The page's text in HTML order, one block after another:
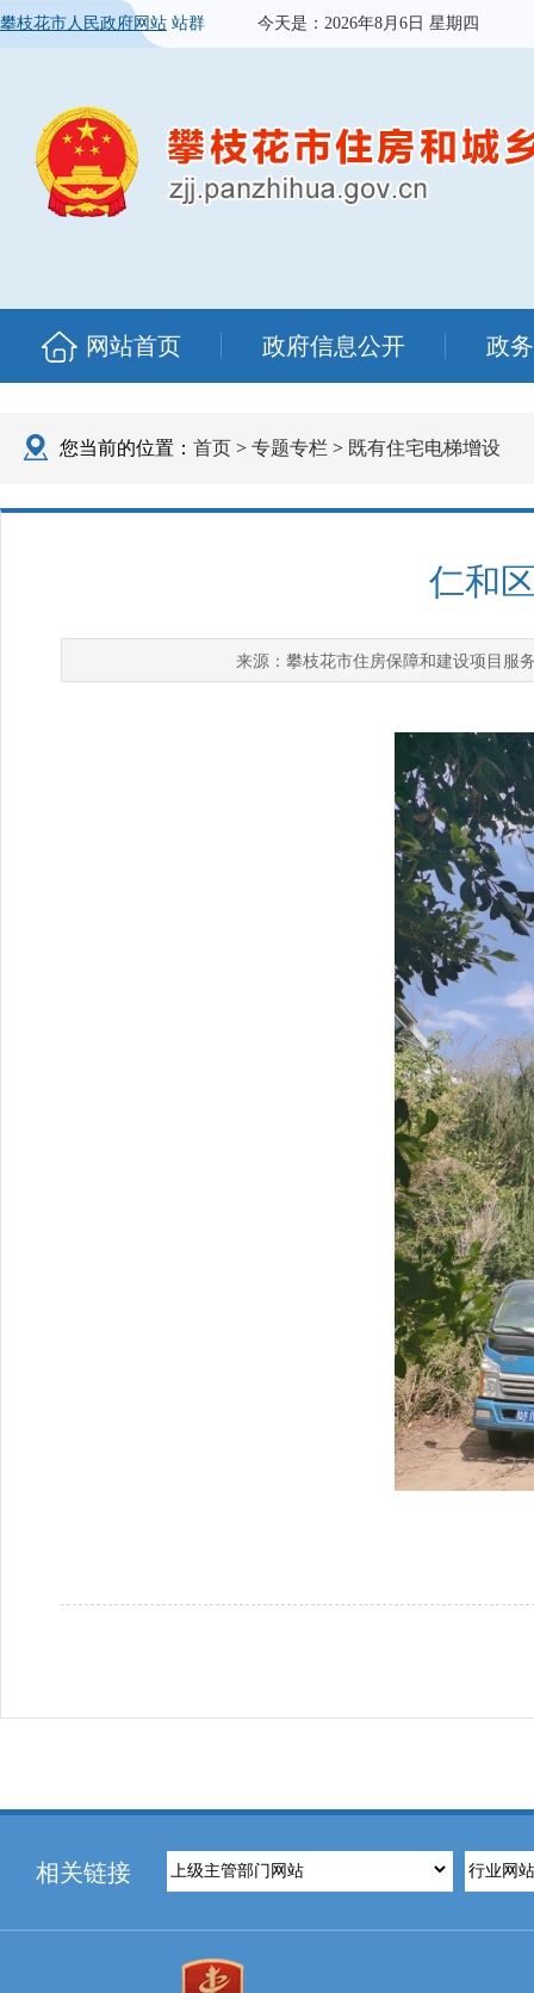
攀枝花市人民政府网站 站群 今天是： 2026年8月6日 星期四
网站首页 政府信息公开 政
您当前的位置： 首页 > 专题专栏 > 既有住宅电梯增设
仁和
来源： 攀枝花市住房保障和建设项目服
相关链接